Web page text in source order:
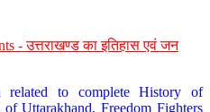
- उत्तराखण्ड का इतिहास एवं जन
to complete History of
Uttarakhand, Freedom Fighters